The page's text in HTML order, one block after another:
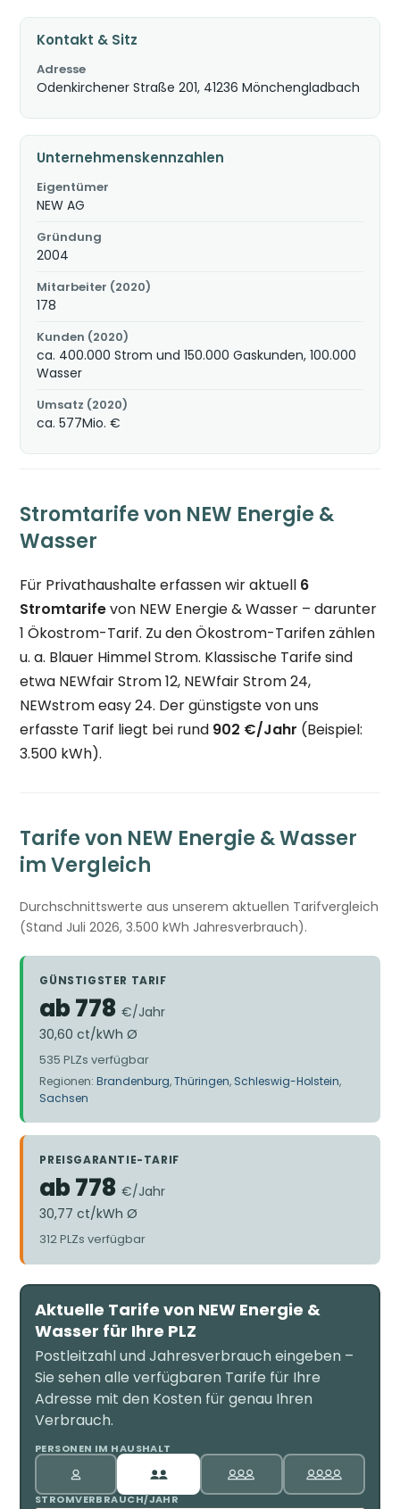
Kontakt & Sitz
Adresse
Odenkirchener Straße 201, 41236 Mönchengladbach
Unternehmenskennzahlen
Eigentümer
NEW AG
Gründung
2004
Mitarbeiter (2020)
178
Kunden (2020)
ca. 400.000 Strom und 150.000 Gaskunden, 100.000
Wasser
Umsatz (2020)
ca. 577Mio. €
Stromtarife von NEW Energie &
Wasser
Für Privathaushalte erfassen wir aktuell 6
Stromtarifevon NEW Energie & Wasser – darunter
1 Ökostrom-Tarif. Zu den Ökostrom-Tarifen zählen
u. a. Blauer Himmel Strom. Klassische Tarife sind
etwa NEWfair Strom 12, NEWfair Strom 24,
NEWstrom easy 24. Der günstigste von uns
erfasste Tarif liegt bei rund 902 €/Jahr (Beispiel:
3.500 kWh).
Tarife von NEW Energie & Wasser
im Vergleich
Durchschnittswerte aus unserem aktuellen Tarifvergleich
(Stand Juli 2026, 3.500 kWh Jahresverbrauch).
GÜNSTIGSTER TARIF
ab 778€/Jahr
30,60 ct/kWh Ø
535 PLZs verfügbar
Regionen:Brandenburg,Thüringen, Schleswig-Holstein,
Sachsen
PREISGARANTIE-TARIF
ab 778€/Jahr
30,77 ct/kWh Ø
312 PLZs verfügbar
Aktuelle Tarife von NEW Energie &
Wasser für Ihre PLZ
Postleitzahl und Jahresverbrauch eingeben –
Sie sehen alle verfügbaren Tarife für Ihre
Adresse mit den Kosten für genau Ihren
Verbrauch.
PERSONEN IM HAUSHALT
STROMVERBRAUCH/JAHR